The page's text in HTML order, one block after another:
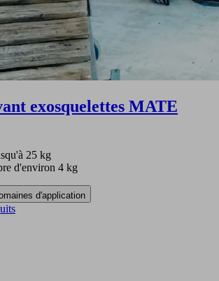
exosquelettes MATE
25 kg
d'environ 4 kg
d'application